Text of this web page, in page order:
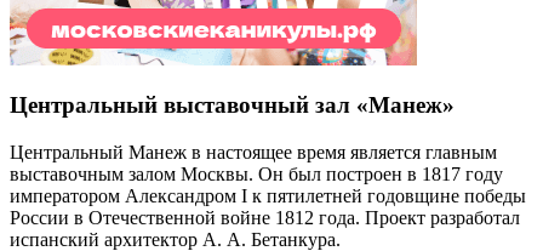
Центральный выставочный зал «Манеж»
Центральный Манеж в настоящее время является главным
выставочным залом Москвы. Он был построен в 1817 году
императором Александром I к пятилетней годовщине победы
России в Отечественной войне 1812 года. Проект разработал
испанский архитектор А. А. Бетанкура.